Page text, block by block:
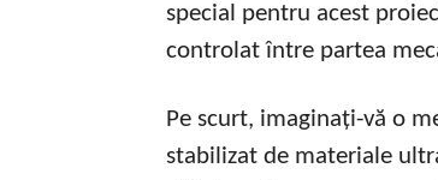
special pentru acest
controlat între partea
Pe scurt, imaginați-vă o
stabilizat de materiale